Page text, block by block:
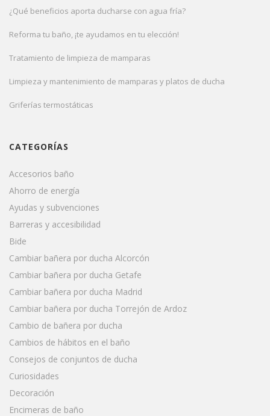
¿Qué beneficios aporta ducharse con agua fría?
Reforma tu baño, ¡te ayudamos en tu elección!
Tratamiento de limpieza de mamparas
Limpieza y mantenimiento de mamparas y platos de ducha
Griferías termostáticas
CATEGORÍAS
Accesorios baño
Ahorro de energía
Ayudas y subvenciones
Barreras y accesibilidad
Bide
Cambiar bañera por ducha Alcorcón
Cambiar bañera por ducha Getafe
Cambiar bañera por ducha Madrid
Cambiar bañera por ducha Torrejón de Ardoz
Cambio de bañera por ducha
Cambios de hábitos en el baño
Consejos de conjuntos de ducha
Curiosidades
Decoración
Encimeras de baño